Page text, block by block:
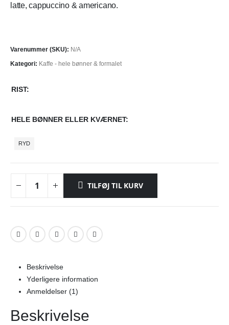
latte, cappuccino & americano.
Varenummer (SKU): N/A
Kategori: Kaffe - hele bønner & formalet
RIST
HELE BØNNER ELLER KVÆRNET
RYD
TILFØJ TIL KURV
Beskrivelse
Yderligere information
Anmeldelser (1)
Beskrivelse